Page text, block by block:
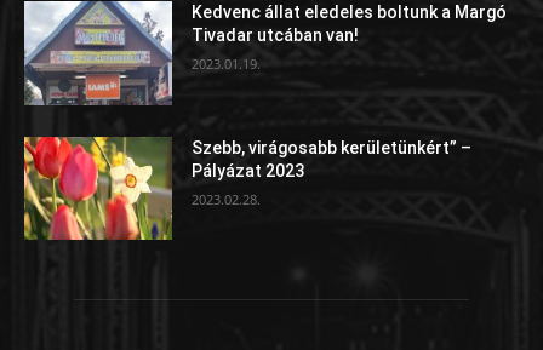
Kedvenc állat eledeles boltunk a Margó
Tivadar utcában van!
2023.01.19.
Szebb, virágosabb kerületünkért” –
Pályázat 2023
2023.02.28.